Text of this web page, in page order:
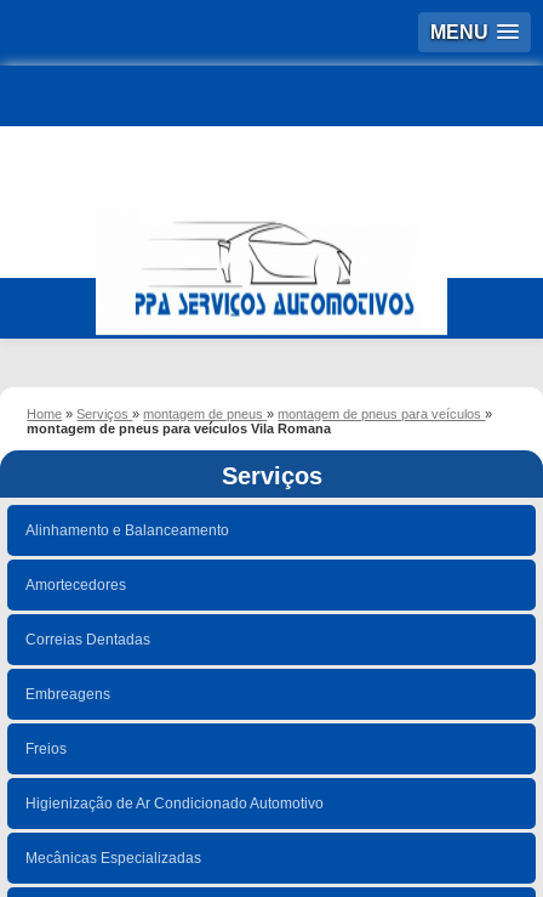
MENU
Home »Serviços»montagem de pneus»montagem de pneus para veículos»
montagem de pneus para veículos Vila Romana
Serviços
Alinhamento e Balanceamento
Amortecedores
Correias Dentadas
Embreagens
Freios
Higienização de Ar Condicionado Automotivo
Mecânicas Especializadas